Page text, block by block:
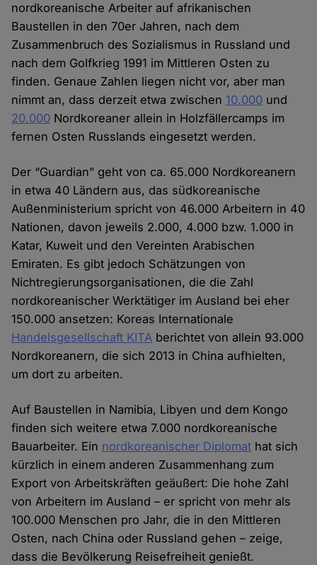
nordkoreanische Arbeiter auf afrikanischen
Baustellen in den 70er Jahren, nach dem
Zusammenbruch des Sozialismus in Russland und
nach dem Golfkrieg 1991 im Mittleren Osten zu
finden. Genaue Zahlen liegen nicht vor, aber man
nimmt an, dass derzeit etwa zwischen 10.000 und
20.000 Nordkoreaner allein in Holzfällercamps im
fernen Osten Russlands eingesetzt werden.
Der “Guardian” geht von ca. 65.000 Nordkoreanern
in etwa 40 Ländern aus, das südkoreanische
Außenministerium spricht von 46.000 Arbeitern in 40
Nationen, davon jeweils 2.000, 4.000 bzw. 1.000 in
Katar, Kuweit und den Vereinten Arabischen
Emiraten. Es gibt jedoch Schätzungen von
Nichtregierungsorganisationen, die die Zahl
nordkoreanischer Werktätiger im Ausland bei eher
150.000 ansetzen: Koreas Internationale
Handelsgesellschaft KITA berichtet von allein 93.000
Nordkoreanern, die sich 2013 in China aufhielten,
um dort zu arbeiten.
Auf Baustellen in Namibia, Libyen und dem Kongo
finden sich weitere etwa 7.000 nordkoreanische
Bauarbeiter. Ein nordkoreanischer Diplomat hat sich
kürzlich in einem anderen Zusammenhang zum
Export von Arbeitskräften geäußert: Die hohe Zahl
von Arbeitern im Ausland – er spricht von mehr als
100.000 Menschen pro Jahr, die in den Mittleren
Osten, nach China oder Russland gehen – zeige,
dass die Bevölkerung Reisefreiheit genießt.